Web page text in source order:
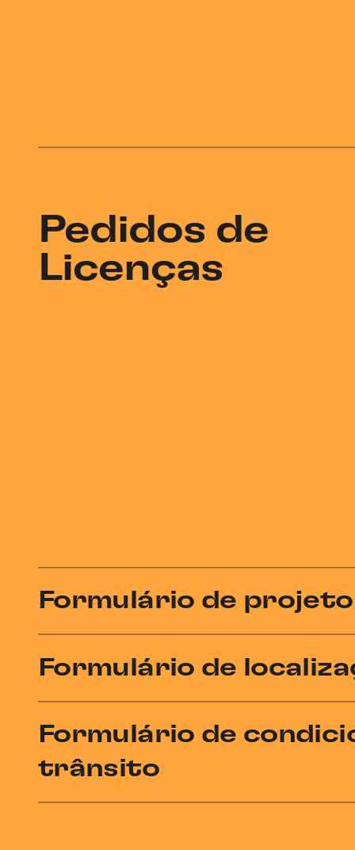
Pedidos de
Licenças
Formulário de projeto
Formulário de
Formulário de
trânsito